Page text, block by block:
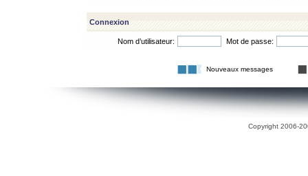
Connexion
Nom d’utilisateur: Mot de passe:
Nouveaux messages
Copyright 2006-